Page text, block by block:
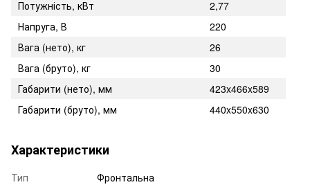
Потужність, кВт
2,77
Напруга, В
220
Вага (нето), кг
26
Вага (бруто), кг
30
Габарити (нето), мм
423x466x589
Габарити (бруто), мм
440x550x630
Характеристики
Тип
Фронтальна